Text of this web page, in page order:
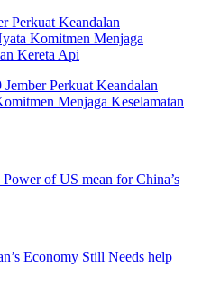
Perkuat Keandalan
Menjaga Keselamatan
Power of US mean for China’s
Economy Still Needs help